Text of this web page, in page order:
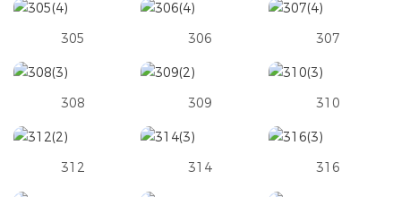
305 306 307
308 309 310
312 314 316